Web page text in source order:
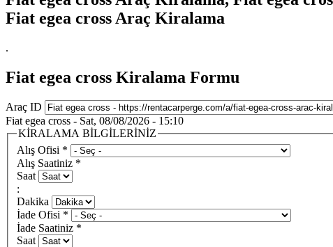
Fiat egea cross Araç Kiralama
.
Fiat egea cross Kiralama Formu
Araç ID
Fiat egea cross - Sat, 08/08/2026 - 15:10
KİRALAMA BİLGİLERİNİZ
Alış Ofisi *
Alış Saatiniz *
Saat
:
Dakika
İade Ofisi *
İade Saatiniz *
Saat